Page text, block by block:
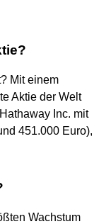
Mit einem
Aktie der Welt
Inc. mit
451.000 Euro),
Wachstum